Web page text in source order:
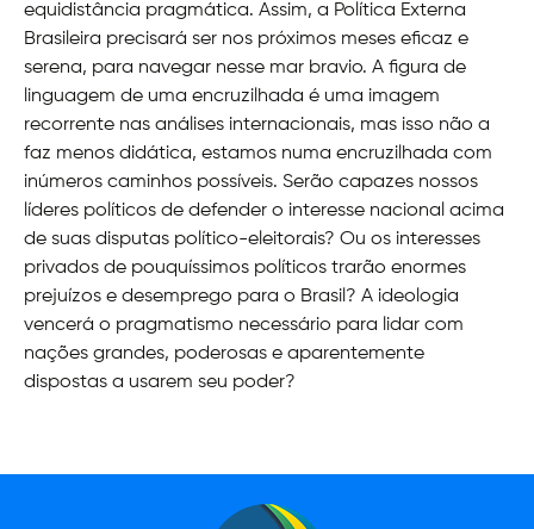
equidistância pragmática. Assim, a Política Externa
Brasileira precisará ser nos próximos meses eficaz e
serena, para navegar nesse mar bravio. A figura de
linguagem de uma encruzilhada é uma imagem
recorrente nas análises internacionais, mas isso não a
faz menos didática, estamos numa encruzilhada com
inúmeros caminhos possíveis. Serão capazes nossos
líderes políticos de defender o interesse nacional acima
de suas disputas político-eleitorais? Ou os interesses
privados de pouquíssimos políticos trarão enormes
prejuízos e desemprego para o Brasil? A ideologia
vencerá o pragmatismo necessário para lidar com
nações grandes, poderosas e aparentemente
dispostas a usarem seu poder?